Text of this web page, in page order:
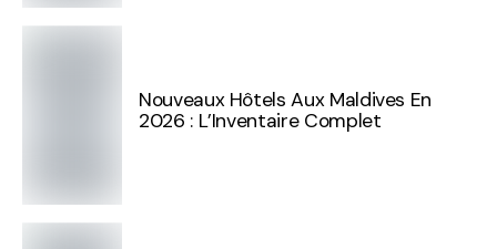
Nouveaux Hôtels Aux Maldives En
2026 : L’Inventaire Complet